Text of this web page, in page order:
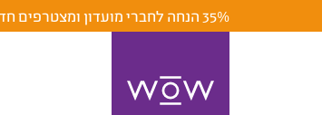
35% הנחה לחברי מועדון ומצטרפים חדשים |